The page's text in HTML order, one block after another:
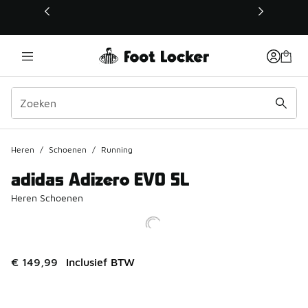
Deze link wordt geopend in een nieuw venster
Heren / Schoenen / Running
adidas Adizero EVO SL
Heren Schoenen
€ 149,99 Inclusief BTW